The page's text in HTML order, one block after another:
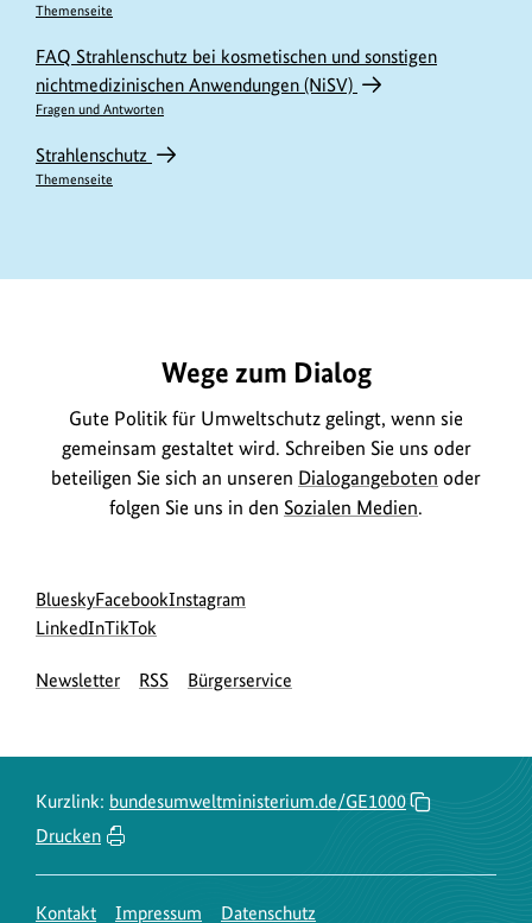
Themenseite
FAQ Strahlenschutz bei kosmetischen und sonstigen
nichtmedizinischen Anwendungen (NiSV)
Fragen und Antworten
Strahlenschutz
Themenseite
Wege zum Dialog
Gute Politik für Umweltschutz gelingt, wenn sie
gemeinsam gestaltet wird. Schreiben Sie uns oder
beteiligen Sie sich an unseren Dialogangeboten oder
folgen Sie uns in den Sozialen Medien.
Social
Media
Blueskyzur
Bluesky-
des
Facebookzur
des
Instagram
des
LinkedInzur
Seite
zur
Seite
TikTok
Newsletter RSS Bürgerservice
Kurzlink: bundesumweltministerium.de/GE1000
Drucken
Kontakt Impressum Datenschutz